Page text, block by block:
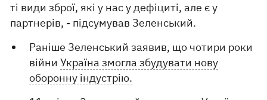
ті види зброї, які у нас у дефіциті, але є у
партнерів, - підсумував Зеленський.
Раніше Зеленський заявив, що чотири роки
війниУкраїна змогла збудувати нову
оборонну індустрію.